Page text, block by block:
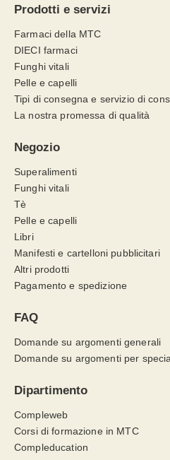
Prodotti e servizi
Farmaci della MTC
DIECI farmaci
Funghi vitali
Pelle e capelli
Tipi di consegna e servizio di
La nostra promessa di qualità
Negozio
Superalimenti
Funghi vitali
Tè
Pelle e capelli
Libri
Manifesti e cartelloni pubblicitari
Altri prodotti
Pagamento e spedizione
FAQ
Domande su argomenti generali
Domande su argomenti per
Dipartimento
Compleweb
Corsi di formazione in MTC
Compleducation